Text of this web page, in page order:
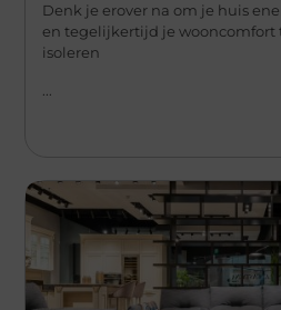
Denk je erover na om je huis
en tegelijkertijd je wooncomfort
isoleren